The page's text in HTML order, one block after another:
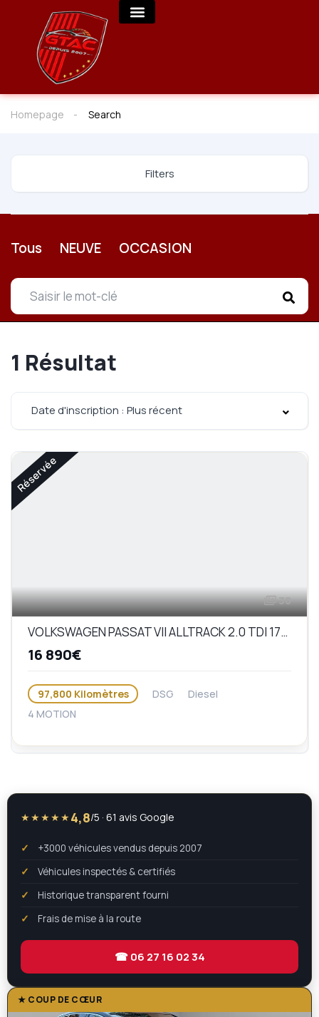
Homepage Search
Filters
Tous NEUVE OCCASION
1 Résultat
Date d'inscription : Plus récent
Réservée
38
VOLKSWAGEN PASSAT VII ALLTRACK 2.0 TDI 170 BLUEMOTION TECHNOLOGY 4MOTION DSG6
16 890€
97,800 Kilomètres DSG
Diesel
4 MOTION
★★★★★ 4,8/5 · 61 avis Google
+3000 véhicules vendus depuis 2007
Véhicules inspectés & certifiés
Historique transparent fourni
Frais de mise à la route
☎ 06 27 16 02 34
★ COUP DE CŒUR